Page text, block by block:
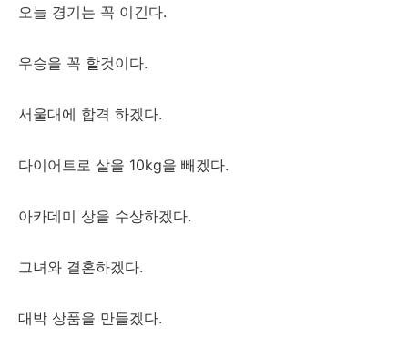
오늘 경기는 꼭 이긴다.
우승을 꼭 할것이다.
서울대에 합격 하겠다.
다이어트로 살을 10kg을 빼겠다.
아카데미 상을 수상하겠다.
그녀와 결혼하겠다.
대박 상품을 만들겠다.